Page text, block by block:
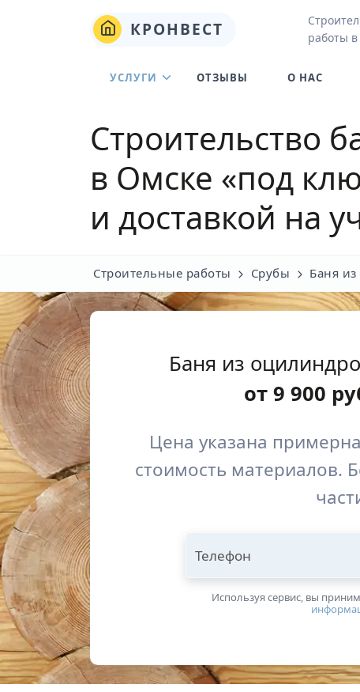
КРОНВЕСТ
работы
УСЛУГИ ОТЗЫВЫ О НАС
Строительство
в Омске «под
и доставкой на
Строительные работы Срубы Баня
Баня из
от 9 900
Цена указана
стоимость материалов.
Телефон
Используя сервис, вы